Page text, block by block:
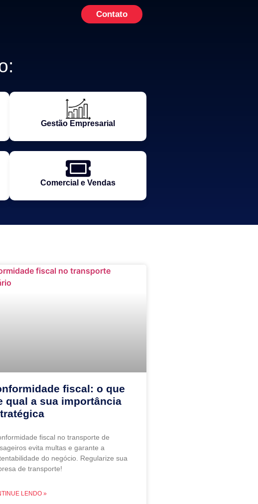
Contato
Gestão Empresarial
Comercial e Vendas
fiscal: o que
qual a sua importância
fiscal no transporte de
evita multas e garante a
do negócio. Regularize sua
de transporte!
LENDO »